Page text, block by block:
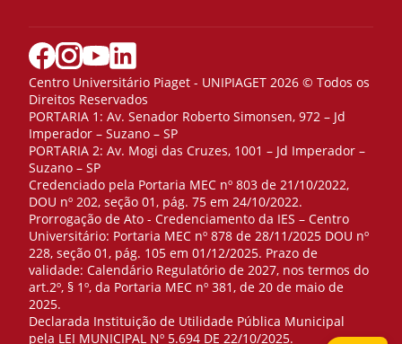
Centro Universitário Piaget - UNIPIAGET 2026 © Todos os
Direitos Reservados
PORTARIA 1: Av. Senador Roberto Simonsen, 972 – Jd
Imperador – Suzano – SP
PORTARIA 2: Av. Mogi das Cruzes, 1001 – Jd Imperador –
Suzano – SP
Credenciado pela Portaria MEC nº 803 de 21/10/2022,
DOU nº 202, seção 01, pág. 75 em 24/10/2022.
Prorrogação de Ato - Credenciamento da IES – Centro
Universitário: Portaria MEC nº 878 de 28/11/2025 DOU nº
228, seção 01, pág. 105 em 01/12/2025. Prazo de
validade: Calendário Regulatório de 2027, nos termos do
art.2º, § 1º, da Portaria MEC nº 381, de 20 de maio de
2025.
Declarada Instituição de Utilidade Pública Municipal
pela LEI MUNICIPAL Nº 5.694 DE 22/10/2025.